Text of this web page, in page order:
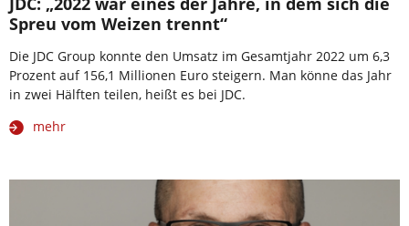
Spreu vom Weizen trennt“
Die JDC Group konnte den Umsatz im Gesamtjahr 2022 um 6,3
Prozent auf 156,1 Millionen Euro steigern. Man könne das Jahr
in zwei Hälften teilen, heißt es bei JDC.
mehr